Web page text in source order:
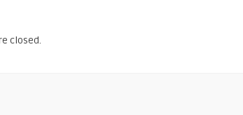
closed.